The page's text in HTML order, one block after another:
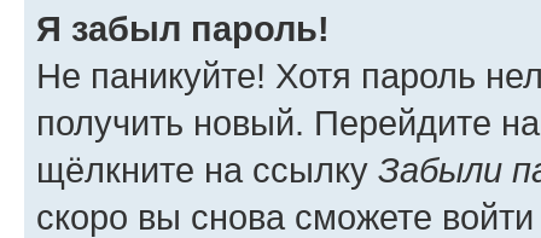
Я забыл пароль!
Не паникуйте! Хотя пароль
получить новый. Перейдите
щёлкните на ссылку Забыли
скоро вы снова сможете